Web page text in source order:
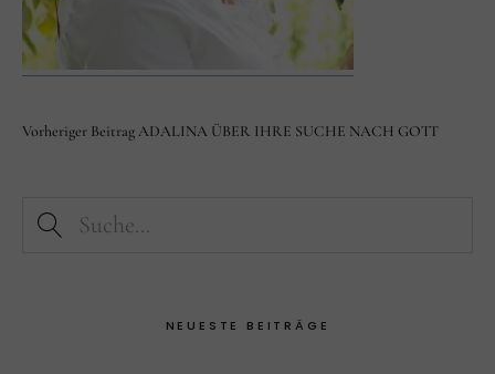
Vorheriger BeitragADALINA ÜBER IHRE SUCHE NACH GOTT
NEUESTE BEITRÄGE